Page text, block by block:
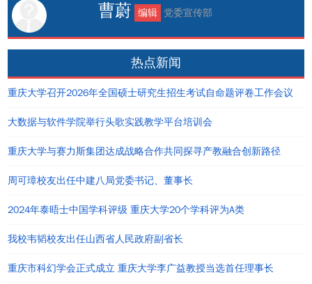
曹蔚 编辑 党委宣传部
热点新闻
重庆大学召开2026年全国硕士研究生招生考试自命题评卷工作会议
大数据与软件学院举行头歌实践教学平台培训会
重庆大学与赛力斯集团达成战略合作共同探寻产教融合创新路径
周可璋校友出任中建八局党委书记、董事长
2024年泰晤士中国学科评级 重庆大学20个学科评为A类
我校韦韬校友出任山西省人民政府副省长
重庆市科幻学会正式成立 重庆大学李广益教授当选首任理事长